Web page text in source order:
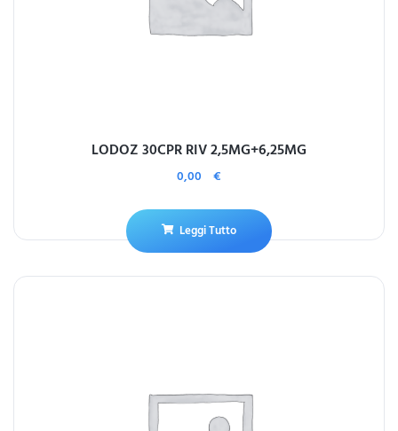
LODOZ 30CPR RIV 2,5MG+6,25MG
0,00 €
Leggi Tutto